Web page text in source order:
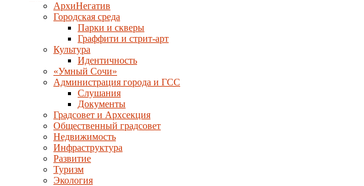
АрхиНегатив
Городская среда
Парки и скверы
Граффити и стрит-арт
Культура
Идентичность
«Умный Сочи»
Администрация города и ГСС
Слушания
Документы
Градсовет и Архсекция
Общественный градсовет
Недвижимость
Инфраструктура
Развитие
Туризм
Экология